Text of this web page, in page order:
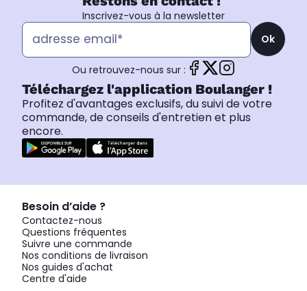
Inscrivez-vous à la newsletter
Ok
Ou retrouvez-nous sur :
Téléchargez l'application Boulanger !
Profitez d'avantages exclusifs, du suivi de votre
commande, de conseils d'entretien et plus
encore.
Besoin d’aide ?
Contactez-nous
Questions fréquentes
Suivre une commande
Nos conditions de livraison
Nos guides d'achat
Centre d'aide